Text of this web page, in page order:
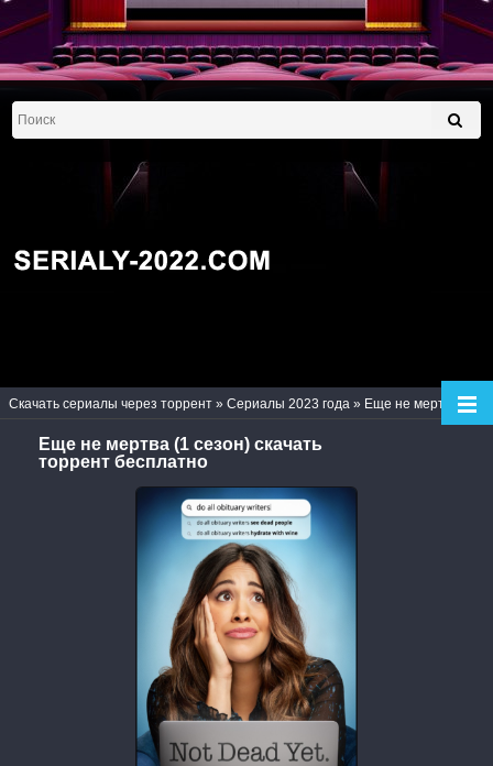
Скачать сериалы через торрент » Сериалы 2023 года » Еще не мертва (1 сезон)
Еще не мертва (1 сезон) скачать
торрент бесплатно